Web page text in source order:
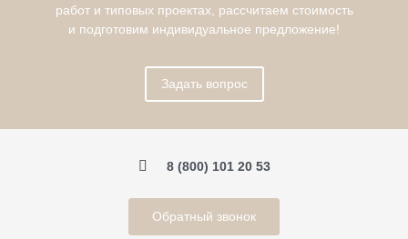
работ и типовых проектах, рассчитаем стоимость
и подготовим индивидуальное предложение!
Задать вопрос
8 (800) 101 20 53
Обратный звонок